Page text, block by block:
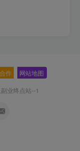
作 网站地图
业终点站--1